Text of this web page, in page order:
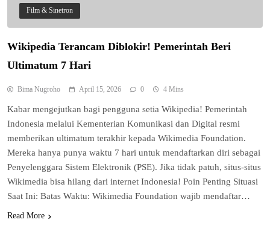
5
Indonesia Siap Gaspol! Jadi Pemain
6
Ekonomi Indonesia Meroket! Kalahkan
Negara G20 di Awal 2026
Editorial
7
Keren! Baznas Bangun Sekolah Tenda
di Gaza, 600 Anak Palestina Kembali
Film & Sinetron
Wikipedia Terancam Diblokir! Pemerintah Beri
Ultimatum 7 Hari
Bima Nugroho April 15, 2026 0 4 Mins
Kabar mengejutkan bagi pengguna setia Wikipedia! Pemerintah
Indonesia melalui Kementerian Komunikasi dan Digital resmi
memberikan ultimatum terakhir kepada Wikimedia Foundation.
Mereka hanya punya waktu 7 hari untuk mendaftarkan diri sebagai
Penyelenggara Sistem Elektronik (PSE). Jika tidak patuh, situs-situs
Wikimedia bisa hilang dari internet Indonesia! Poin Penting Situasi
Saat Ini: Batas Waktu: Wikimedia Foundation wajib mendaftar…
Read More